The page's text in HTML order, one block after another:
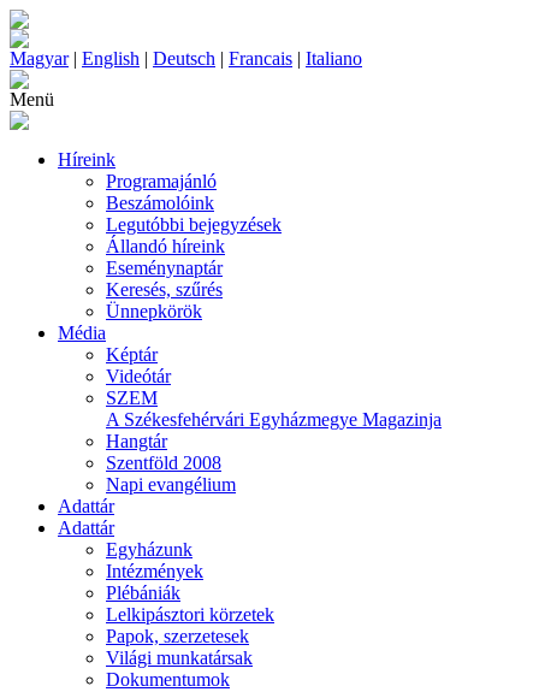
Magyar| English | Deutsch | Francais | Italiano
Menü
Híreink
Programajánló
Beszámolóink
Legutóbbi bejegyzések
Állandó híreink
Eseménynaptár
Keresés, szűrés
Ünnepkörök
Média
Képtár
Videótár
SZEM
A Székesfehérvári Egyházmegye Magazinja
Hangtár
Szentföld 2008
Napi evangélium
Adattár
Adattár
Egyházunk
Intézmények
Plébániák
Lelkipásztori körzetek
Papok, szerzetesek
Világi munkatársak
Dokumentumok